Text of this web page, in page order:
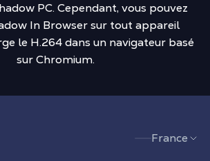
PC. Cependant, vous pouvez
In Browser sur tout appareil
le H.264 dans un navigateur basé
sur Chromium.
France